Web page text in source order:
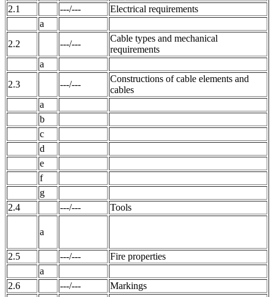
2.1
---/---
Electrical requirements
a
2.2
---/---
Cable types and mechanical
requirements
a
2.3
---/---
Constructions of cable elements and
cables
a
b
c
d
e
f
g
2.4
---/--- Tools
a
2.5 ---/---
Fire properties
a
2.6
---/---
Markings